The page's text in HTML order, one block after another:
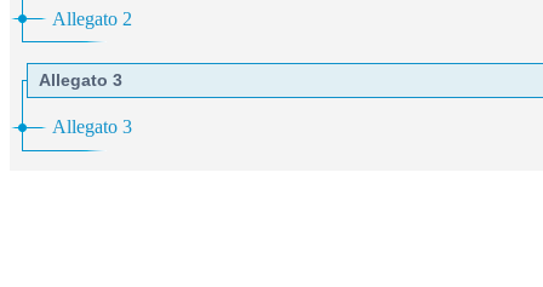
Allegato 2
Allegato 3
Allegato 3